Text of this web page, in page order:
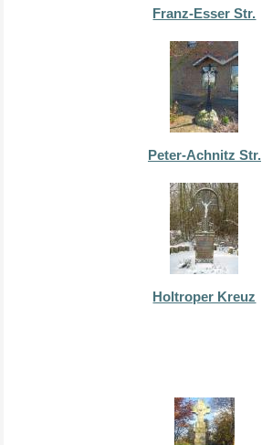
Franz-Esser Str.
Peter-Achnitz Str.
Holtroper Kreuz